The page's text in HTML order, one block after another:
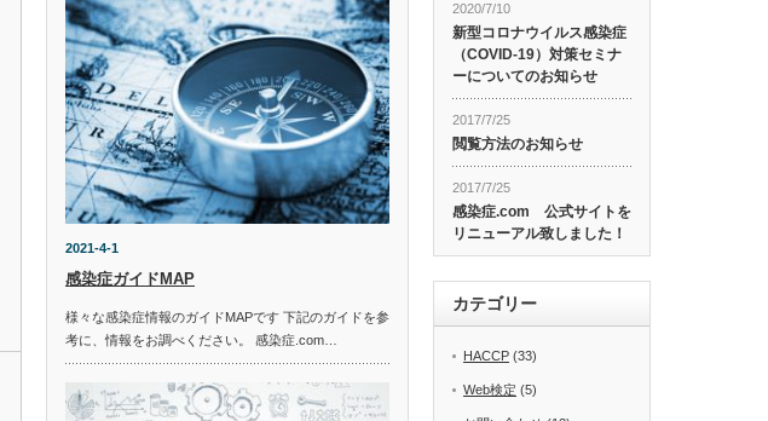
2021-4-1
感染症ガイドMAP
様々な感染症情報のガイドMAPです 下記のガイドを参
考に、情報をお調べください。 感染症.com…
2020/7/10
新型コロナウイルス感染症
（COVID-19）対策セミナ
ーについてのお知らせ
2017/7/25
閲覧方法のお知らせ
2017/7/25
感染症.com 公式サイトを
リニューアル致しました！
カテゴリー
HACCP (33)
Web検定 (5)